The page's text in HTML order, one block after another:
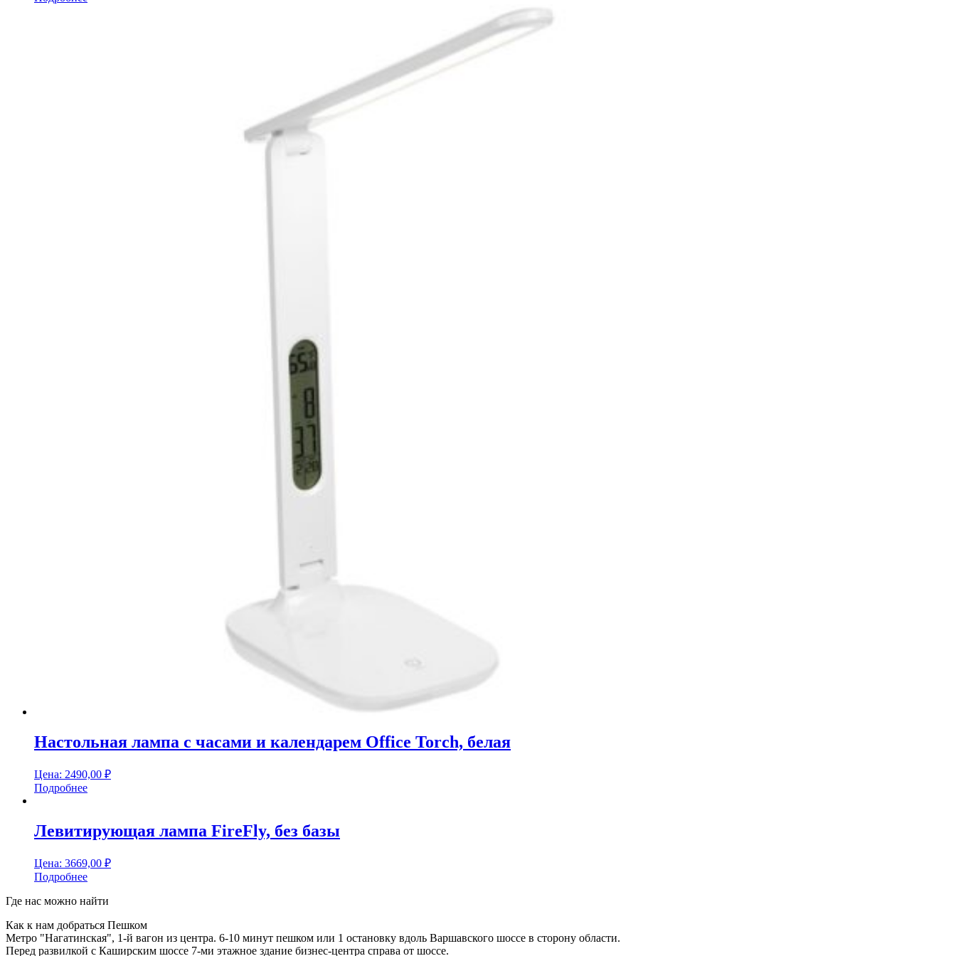
Настольная лампа с часами и календарем Office Torch, белая
Цена: 2490,00 ₽
Подробнее
Левитирующая лампа FireFly, без базы
Цена: 3669,00 ₽
Подробнее
Где нас можно найти
Как к нам добраться Пешком
Метро "Нагатинская", 1-й вагон из центра. 6-10 минут пешком или 1 остановку вдоль Варшавского шоссе в сторону области.
Перед развилкой с Каширским шоссе 7-ми этажное здание бизнес-центра справа от шоссе.